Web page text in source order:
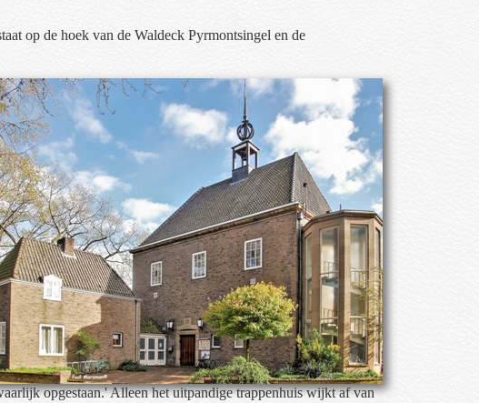
op de hoek van de Waldeck Pyrmontsingel en de
opgestaan.' Alleen het uitpandige trappenhuis wijkt af van